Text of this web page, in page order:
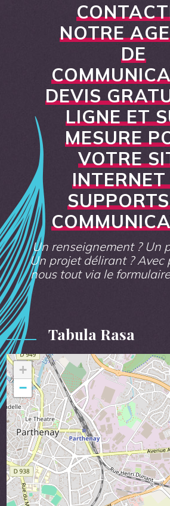
NOTRE
DE
DEVIS
LIGNE ET
MESURE
VOTRE
Un renseignement ? Un
Un projet délirant ? Avec
nous tout via le
Tabula Rasa
+
−